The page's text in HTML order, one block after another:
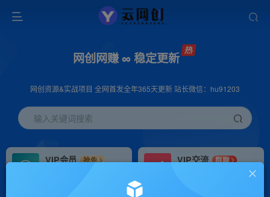
网创网赚 ∞ 稳定更新
网创资源&实战项目 全网首发全年365天更新 站长微信：hu91203
输入关键词搜索
VIP会员
抢先
VIP交流
群聊
研究探讨更多创业项目路子。